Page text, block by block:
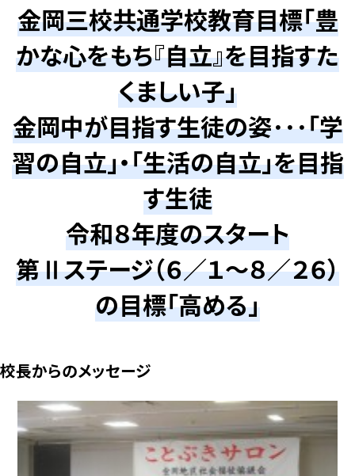
金岡三校共通学校教育目標「豊
かな心をもち『自立』を目指すた
くましい子」
金岡中が目指す生徒の姿･･･「学
習の自立」・「生活の自立」を目指
す生徒
令和８年度のスタート
第Ⅱステージ（６／１～８／２６）
の目標「高める」
校長からのメッセージ